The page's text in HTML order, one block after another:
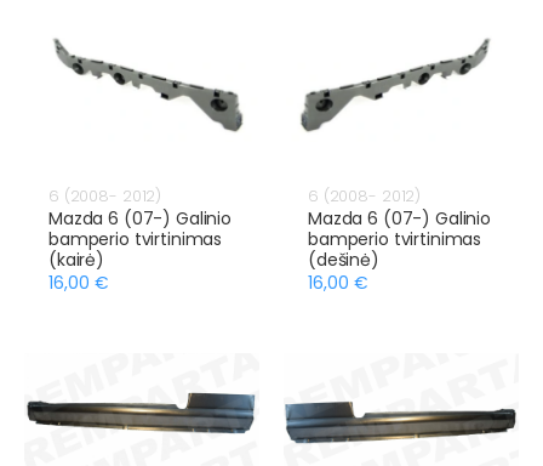
6 (2008- 2012)
Mazda 6 (07-) Galinio
bamperio tvirtinimas
(kairė)
16,00 €
6 (2008- 2012)
Mazda 6 (07-) Galinio
bamperio tvirtinimas
(dešinė)
16,00 €